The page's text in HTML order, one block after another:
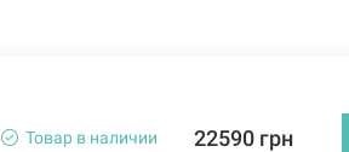
Товар в наличии 22590 грн